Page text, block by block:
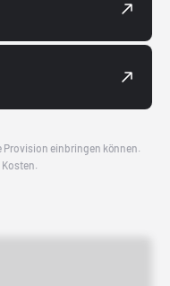
Provision einbringen können.